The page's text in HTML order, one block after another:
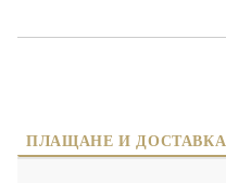
ПЛАЩАНЕ И ДОСТАВКА